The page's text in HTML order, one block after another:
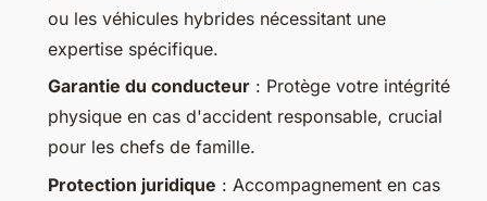
ou les véhicules hybrides nécessitant une
expertise spécifique.
Garantie du conducteur : Protège votre intégrité
physique en cas d'accident responsable, crucial
pour les chefs de famille.
Protection juridique : Accompagnement en cas